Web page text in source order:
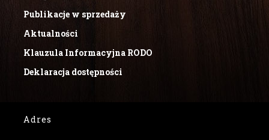
Publikacje w sprzedaży
Aktualności
Klauzula Informacyjna RODO
Deklaracja dostępności
Adres